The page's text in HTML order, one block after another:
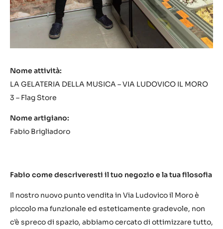
Nome attività:
LA GELATERIA DELLA MUSICA – VIA LUDOVICO IL MORO
3 – Flag Store
Nome artigiano:
Fabio Brigliadoro
Fabio come descriveresti il tuo negozio e la tua filosofia
Il nostro nuovo punto vendita in Via Ludovico il Moro è
piccolo ma funzionale ed esteticamente gradevole, non
c’è spreco di spazio, abbiamo cercato di ottimizzare tutto,